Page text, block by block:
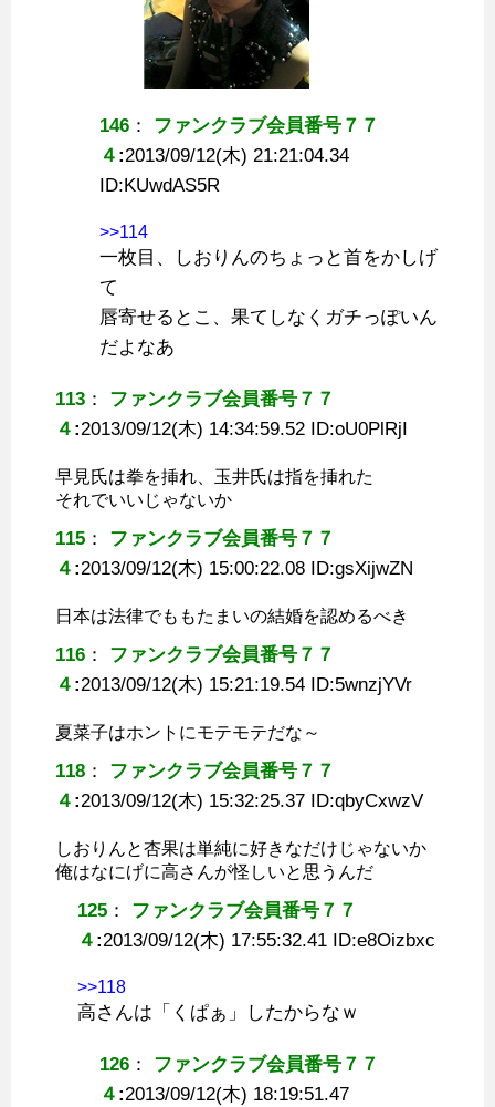
146 ： ファンクラブ会員番号７７
４ :2013/09/12(木) 21:21:04.34
ID:KUwdAS5R
>>114
一枚目、しおりんのちょっと首をかしげ
て
唇寄せるとこ、果てしなくガチっぽいん
だよなあ
113 ： ファンクラブ会員番号７７
４ :2013/09/12(木) 14:34:59.52 ID:oU0PlRjI
早見氏は拳を挿れ、玉井氏は指を挿れた
それでいいじゃないか
115 ： ファンクラブ会員番号７７
４ :2013/09/12(木) 15:00:22.08 ID:gsXijwZN
日本は法律でももたまいの結婚を認めるべき
116 ： ファンクラブ会員番号７７
４ :2013/09/12(木) 15:21:19.54 ID:5wnzjYVr
夏菜子はホントにモテモテだな～
118 ： ファンクラブ会員番号７７
４ :2013/09/12(木) 15:32:25.37 ID:qbyCxwzV
しおりんと杏果は単純に好きなだけじゃないか
俺はなにげに高さんが怪しいと思うんだ
125 ： ファンクラブ会員番号７７
４ :2013/09/12(木) 17:55:32.41 ID:e8Oizbxc
>>118
高さんは「くぱぁ」したからなｗ
126 ： ファンクラブ会員番号７７
４ :2013/09/12(木) 18:19:51.47